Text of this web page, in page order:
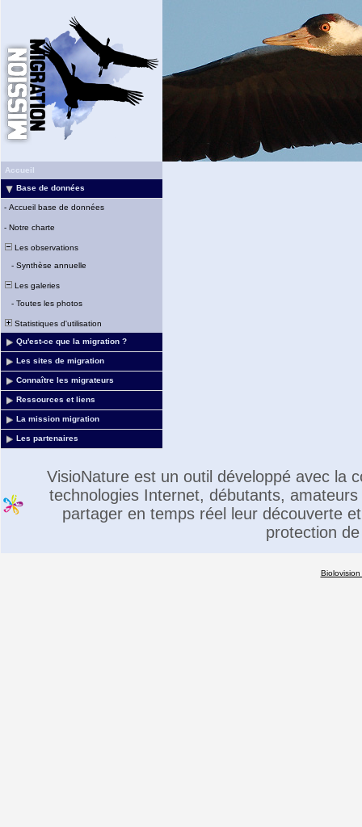
Accueil
Base de données
- Accueil base de données
- Notre charte
Les observations
- Synthèse annuelle
Les galeries
- Toutes les photos
Statistiques d'utilisation
Qu'est-ce que la migration ?
Les sites de migration
Connaître les migrateurs
Ressources et liens
La mission migration
Les partenaires
VisioNature est un outil développé avec la
technologies Internet, débutants,
partager en temps réel leur découverte
protection
Biolovision